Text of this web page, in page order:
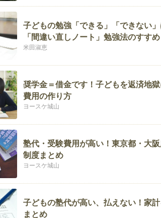
子どもの勉強「できる」「できない
「間違い直しノート」勉強法のすすめ
米田淑恵
奨学金＝借金です！子どもを返済地
費用の作り方
ヨースケ城山
塾代・受験費用が高い！東京都・大
制度まとめ
ヨースケ城山
子どもの塾代が高い、払えない！家
まとめ